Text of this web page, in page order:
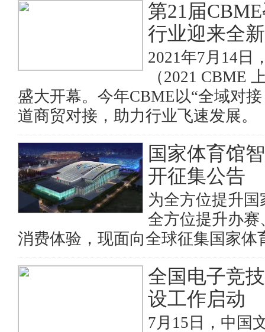
第21届
行业迎来全
2021年7月14日
（2021 CBME
盛大开幕。今年CBME以“全域对
道商贸对接，助力行业飞速发展。
国家体育馆
开征集公告
为全方位提升
全方位提升办
消费体验，现面向全球征集国家
全国电子竞
设工作启动
7月15日，中国